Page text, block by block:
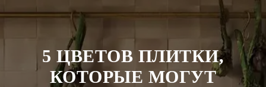
5 ЦВЕТОВ ПЛИТКИ,
КОТОРЫЕ МОГУТ